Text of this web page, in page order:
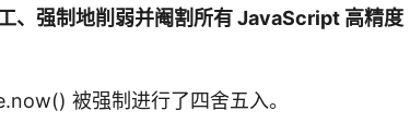
、强制地削弱并阉割所有 JavaScript 高精度
被强制进行了四舍五入。